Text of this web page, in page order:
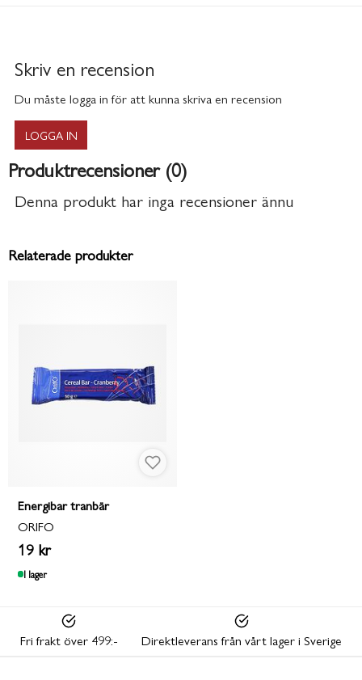
Produktrecensioner (0)
Denna produkt har inga recensioner ännu
Skriv en recension
Du måste logga in för att kunna skriva en recension
LOGGA IN
Relaterade produkter
Energibar tranbär
ORIFO
19 kr
I lager
Fri frakt över 499:- Direktleverans från vårt lager i Sverige